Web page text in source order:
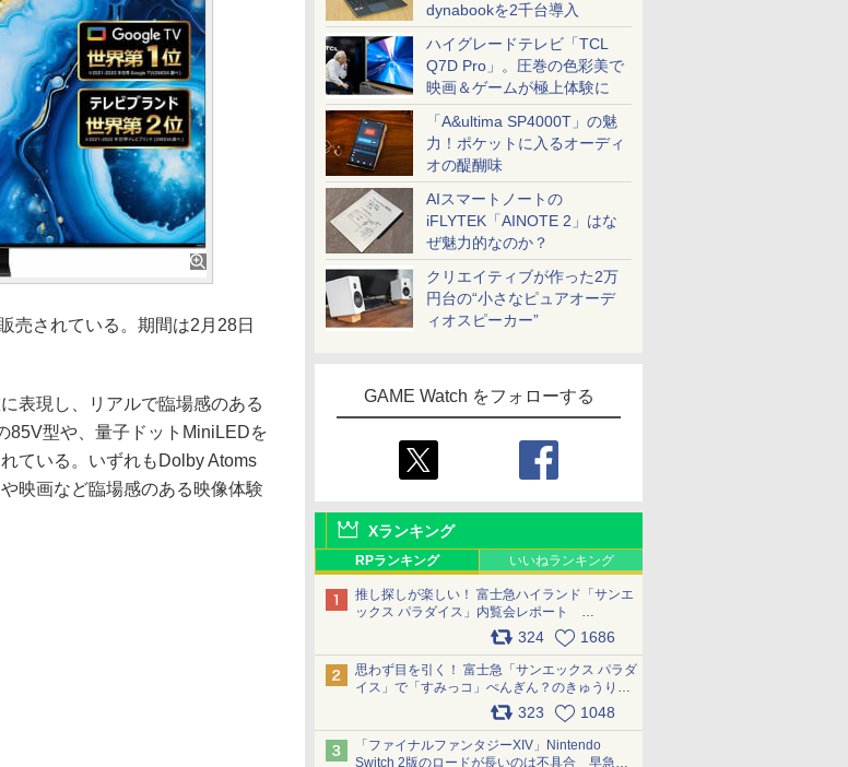
dynabookを2千台導入
ハイグレードテレビ「TCL
Q7D Pro」。圧巻の色彩美で
映画＆ゲームが極上体験に
「A&ultima SP4000T」の魅
力！ポケットに入るオーディ
オの醍醐味
AIスマートノートの
iFLYTEK「AINOTE 2」はな
ぜ魅力的なのか？
クリエイティブが作った2万
円台の“小さなピュアオーデ
ィオスピーカー”
GAME Watch をフォローする
Xランキング
RPランキング いいねランキング
推し探しが楽しい！ 富士急ハイランド「サンエ
ックス パラダイス」内覧会レポート
324 1686
思わず目を引く！ 富士急「サンエックス パラダ
イス」で「すみっコ」ぺんぎん？のきゅうりド
ッグを食べてみた イラストそのままのメニュ
ー化に挑戦。これが意外にもおいしい
pic.x.com/Kgl04hZaeg
323 1048
「ファイナルファンタジーXIV」Nintendo
Switch 2版のロードが長いのは不具合 早急に
売されている。期間は2月28日
表現し、リアルで臨場感のある
85V型や、量子ドットMiniLEDを
ている。いずれもDolby Atoms
映画など臨場感のある映像体験